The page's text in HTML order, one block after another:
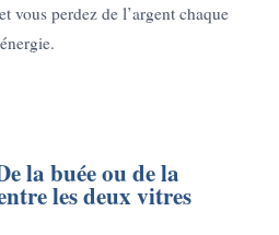
vous perdez de l’argent chaque
la buée ou de la
les deux vitres